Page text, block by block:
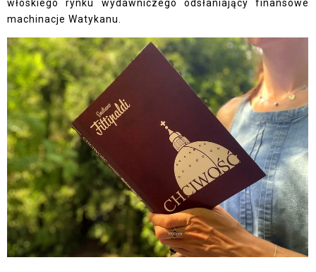
włoskiego rynku wydawniczego odsłaniający finansowe
machinacje Watykanu.